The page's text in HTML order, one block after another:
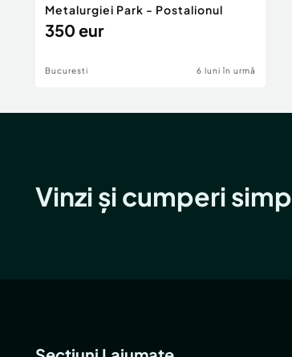
Metalurgiei Park - Postalionul
350 eur
Bucuresti 6 luni în urmă
Vinzi și cumperi